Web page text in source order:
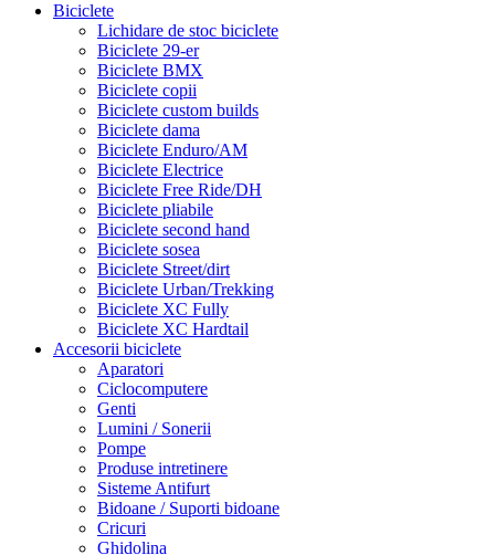
Biciclete
Lichidare de stoc biciclete
Biciclete 29-er
Biciclete BMX
Biciclete copii
Biciclete custom builds
Biciclete dama
Biciclete Enduro/AM
Biciclete Electrice
Biciclete Free Ride/DH
Biciclete pliabile
Biciclete second hand
Biciclete sosea
Biciclete Street/dirt
Biciclete Urban/Trekking
Biciclete XC Fully
Biciclete XC Hardtail
Accesorii biciclete
Aparatori
Ciclocomputere
Genti
Lumini / Sonerii
Pompe
Produse intretinere
Sisteme Antifurt
Bidoane / Suporti bidoane
Cricuri
Ghidolina